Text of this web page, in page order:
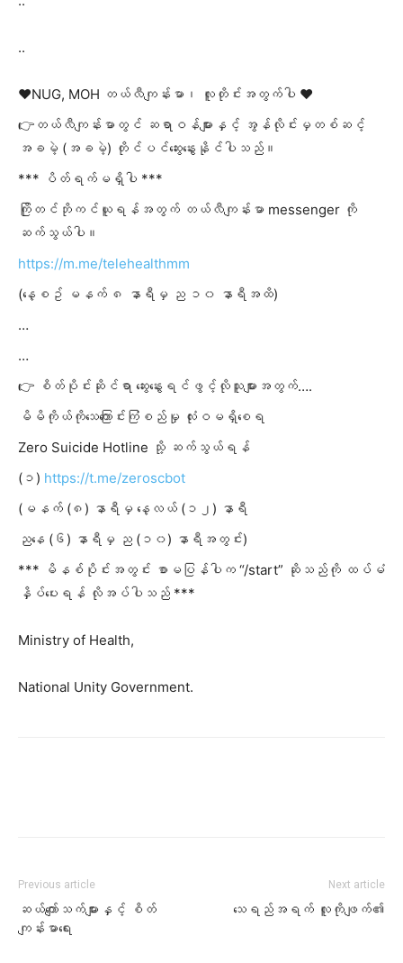
..
❤️NUG, MOH တယ်လီကျန်းမာ၊ လူတိုင်းအတွက်ပါ ❤️
👉တယ်လီကျန်းမာတွင် ဆရာဝန်များနှင့် အွန်လိုင်းမှတစ်ဆင့်
အခမဲ့ (အခမဲ့) တိုင်ပင်ဆွေးနွေးနိုင်ပါသည်။
*** ပိတ်ရက်မရှိပါ ***
ကြိုတင်ဘိုကင်ယူရန်အတွက် တယ်လီကျန်းမာ messenger ကို
ဆက်သွယ်ပါ။
https://m.me/telehealthmm
(နေ့စဥ် မနက် ၈ နာရီမှ ည ၁၀ နာရီအထိ)
…
…
👉 စိတ်ပိုင်းဆိုင်ရာ ဆွေးနွေးရင်ဖွင့်လိုသူများအတွက်….
မိမိကိုယ်ကိုသေကြောင်းကြံစည်မှု လုံးဝမရှိစေရ
Zero Suicide Hotline သို့ ဆက်သွယ်ရန်
(၁) https://t.me/zeroscbot
(မနက် (၈) နာရီမှ နေ့လယ် (၁၂) နာရီ
ညနေ (၆) နာရီမှ ည (၁၀) နာရီအတွင်း)
*** မိနစ်ပိုင်းအတွင်း စာမပြန်ပါက “/start” ဆိုသည်ကို ထပ်မံ
နှိပ်ပေးရန် လိုအပ်ပါသည် ***
Ministry of Health,
National Unity Government.
Previous article
ဆယ်ကျော်သက်များနှင့် စိတ်
ကျန်းမာရေး
Next article
သေရည်အရက် လူကိုဖျက်၏